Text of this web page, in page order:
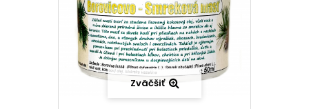
Zväčšiť